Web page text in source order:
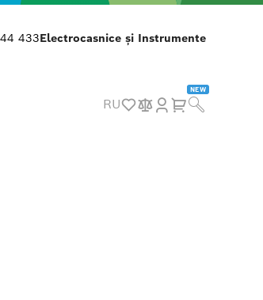
433Electrocasnice și Instrumente
RU
NEW